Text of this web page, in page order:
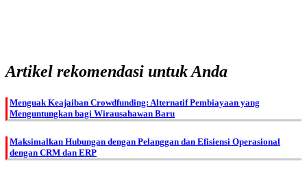
Artikel rekomendasi untuk Anda
Menguak Keajaiban Crowdfunding: Alternatif Pembiayaan yang
Menguntungkan bagi Wirausahawan Baru
Maksimalkan Hubungan dengan Pelanggan dan Efisiensi Operasional
dengan CRM dan ERP